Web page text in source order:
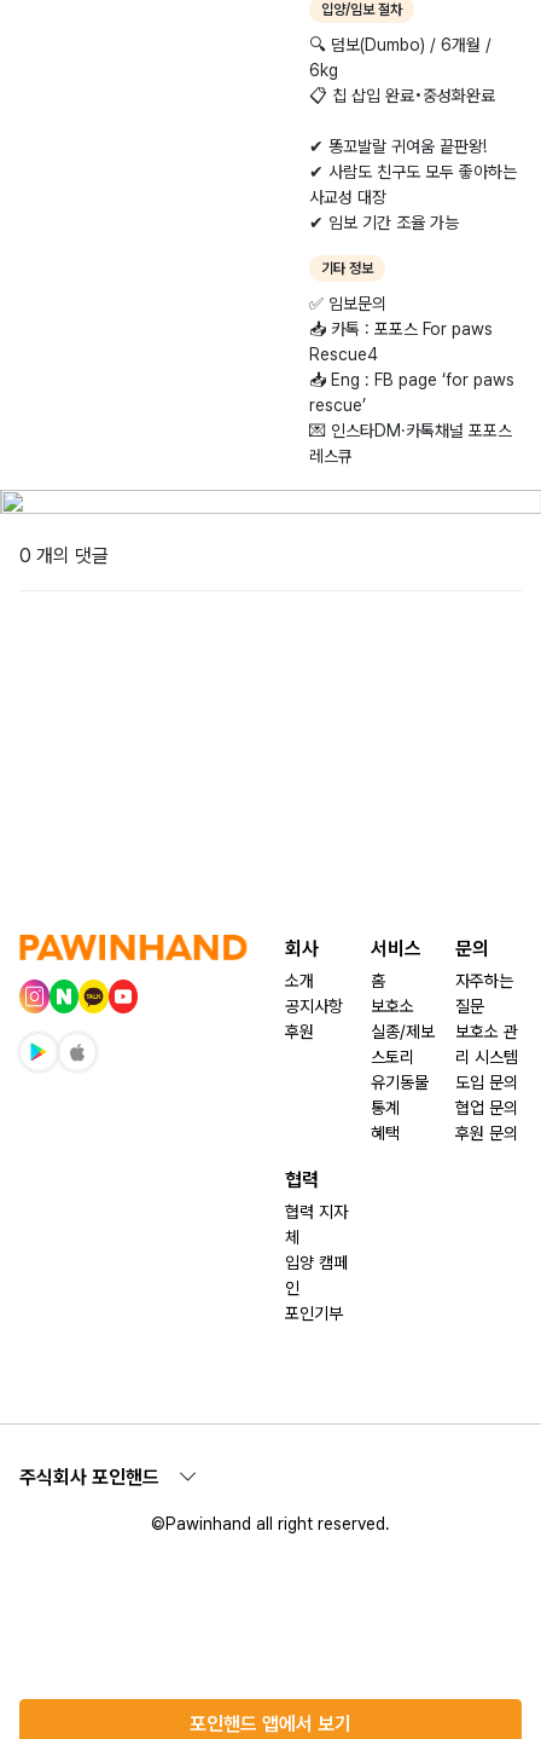
입양/임보 절차
​🔍 덤보(Dumbo) / 6개월 /
6kg
📋 칩 삽입 완료•중성화완료
​✔ 똥꼬발랄 귀여움 끝판왕!
✔ 사람도 친구도 모두 좋아하는
사교성 대장
✔ 임보 기간 조율 가능
기타 정보
​✅ 임보문의
📥 카톡 : 포포스 For paws
Rescue4
📥 Eng : FB page ‘for paws
rescue’
💌 인스타DM·카톡채널 포포스
레스큐
0 개의 댓글
포인핸드 앱에서 보기
회사
소개
공지사항
후원
서비스
홈
보호소
실종/제보
스토리
유기동물
통계
혜택
문의
자주하는
질문
보호소 관
리 시스템
도입 문의
협업 문의
후원 문의
협력
협력 지자
체
입양 캠페
인
포인기부
주식회사 포인핸드
©Pawinhand all right reserved.